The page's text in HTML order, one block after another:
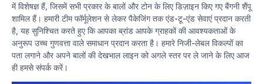
में विशेषज्ञ हैं, जिसमें सभी प्रकार के बालों और टोन के लिए डिज़ाइन किए गए बैंगनी शैंपू
शामिल हैं। हमारी टीम फॉर्मूलेशन से लेकर पैकेजिंग तक एंड-टू-एंड सेवाएं प्रदान करती
है, यह सुनिश्चित करते हुए कि आपका ब्रांड आपके ग्राहकों की आवश्यकताओं के
अनुरूप उच्च गुणवत्ता वाले समाधान प्रदान करता है। हमारे निजी-लेबल विकल्पों का
पता लगाने और अपने बालों की देखभाल लाइन को अगले स्तर पर ले जाने के लिए आज
ही हमसे संपर्क करें।